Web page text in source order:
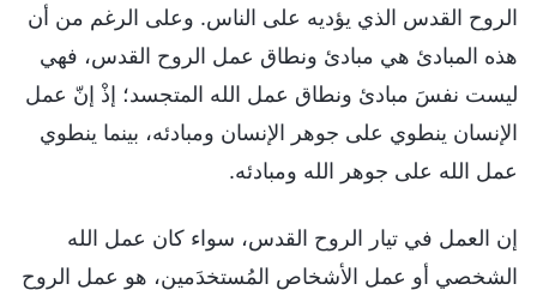
الروح القدس الذي يؤديه على الناس. وعلى الرغم من أن
هذه المبادئ هي مبادئ ونطاق عمل الروح القدس، فهي
ليست نفسَ مبادئ ونطاق عمل الله المتجسد؛ إذْ إنّ عمل
الإنسان ينطوي على جوهر الإنسان ومبادئه، بينما ينطوي
عمل الله على جوهر الله ومبادئه.
إن العمل في تيار الروح القدس، سواء كان عمل الله
الشخصي أو عمل الأشخاص المُستخدَمين، هو عمل الروح